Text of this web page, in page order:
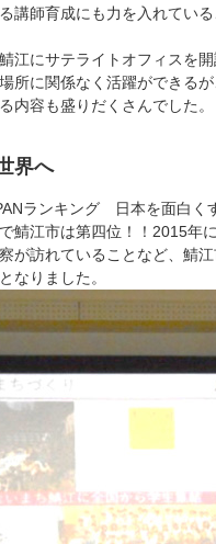
講師育成にも力を入れてい
江にサテライトオフィスを
所に関係なく活躍ができる
内容も盛りだくさんでした。
界へ
ランキング 日本を面白く
鯖江市は第四位！！2015年
が訪れていることなど、鯖
なりました。